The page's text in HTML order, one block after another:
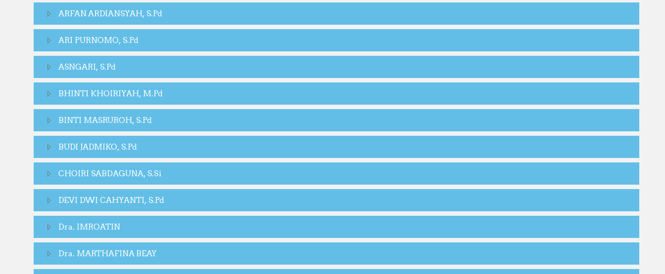
ARFAN ARDIANSYAH, S.Pd
ARI PURNOMO, S.Pd
ASNGARI, S.Pd
BHINTI KHOIRIYAH, M.Pd
BINTI MASRUROH, S.Pd
BUDI JADMIKO, S.Pd
CHOIRI SABDAGUNA, S.Si
DEVI DWI CAHYANTI, S.Pd
Dra. IMROATIN
Dra. MARTHAFINA BEAY